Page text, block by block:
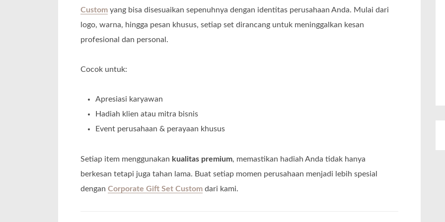
Custom yang bisa disesuaikan sepenuhnya dengan identitas perusahaan Anda. Mulai dari
logo, warna, hingga pesan khusus, setiap set dirancang untuk meninggalkan kesan
profesional dan personal.
Cocok untuk:
Apresiasi karyawan
Hadiah klien atau mitra bisnis
Event perusahaan & perayaan khusus
Setiap item menggunakan kualitas premium, memastikan hadiah Anda tidak hanya
berkesan tetapi juga tahan lama. Buat setiap momen perusahaan menjadi lebih spesial
dengan Corporate Gift Set Custom dari kami.